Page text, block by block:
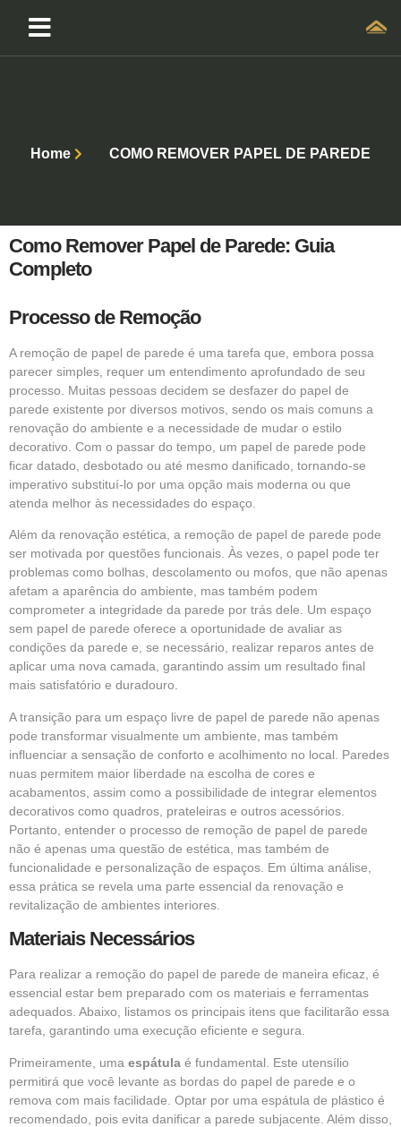
Home COMO REMOVER PAPEL DE PAREDE
Como Remover Papel de Parede: Guia
Completo
Processo de Remoção
A remoção de papel de parede é uma tarefa que, embora possa
parecer simples, requer um entendimento aprofundado de seu
processo. Muitas pessoas decidem se desfazer do papel de
parede existente por diversos motivos, sendo os mais comuns a
renovação do ambiente e a necessidade de mudar o estilo
decorativo. Com o passar do tempo, um papel de parede pode
ficar datado, desbotado ou até mesmo danificado, tornando-se
imperativo substituí-lo por uma opção mais moderna ou que
atenda melhor às necessidades do espaço.
Além da renovação estética, a remoção de papel de parede pode
ser motivada por questões funcionais. Às vezes, o papel pode ter
problemas como bolhas, descolamento ou mofos, que não apenas
afetam a aparência do ambiente, mas também podem
comprometer a integridade da parede por trás dele. Um espaço
sem papel de parede oferece a oportunidade de avaliar as
condições da parede e, se necessário, realizar reparos antes de
aplicar uma nova camada, garantindo assim um resultado final
mais satisfatório e duradouro.
A transição para um espaço livre de papel de parede não apenas
pode transformar visualmente um ambiente, mas também
influenciar a sensação de conforto e acolhimento no local. Paredes
nuas permitem maior liberdade na escolha de cores e
acabamentos, assim como a possibilidade de integrar elementos
decorativos como quadros, prateleiras e outros acessórios.
Portanto, entender o processo de remoção de papel de parede
não é apenas uma questão de estética, mas também de
funcionalidade e personalização de espaços. Em última análise,
essa prática se revela uma parte essencial da renovação e
revitalização de ambientes interiores.
Materiais Necessários
Para realizar a remoção do papel de parede de maneira eficaz, é
essencial estar bem preparado com os materiais e ferramentas
adequados. Abaixo, listamos os principais itens que facilitarão essa
tarefa, garantindo uma execução eficiente e segura.
Primeiramente, uma espátula é fundamental. Este utensílio
permitirá que você levante as bordas do papel de parede e o
remova com mais facilidade. Optar por uma espátula de plástico é
recomendado, pois evita danificar a parede subjacente. Além disso,